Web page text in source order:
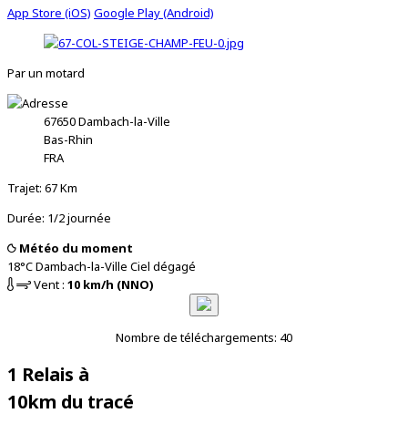
App Store (iOS) Google Play (Android)
Par un motard
67650Dambach-la-Ville
Bas-Rhin
FRA
Trajet: 67 Km
Durée: 1/2 journée
Météo du moment
18°CDambach-la-Ville Ciel dégagé
Vent : 10 km/h (NNO)
Nombre de téléchargements: 40
1 Relais à
10km du tracé